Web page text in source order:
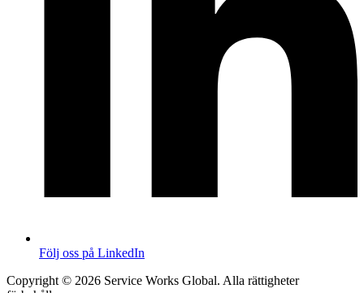
Följ oss på LinkedIn
Copyright © 2026 Service Works Global. Alla rättigheter